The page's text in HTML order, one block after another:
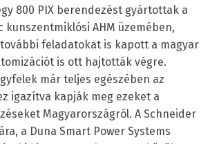
800 PIX berendezést gyártottak a
kunszentmiklósi AHM üzemében,
feladatokat is kapott a magyar
is ott hajtották végre.
már teljes egészében az
igazítva kapják meg ezeket a
Magyarországról. A Schneider
a Duna Smart Power Systems